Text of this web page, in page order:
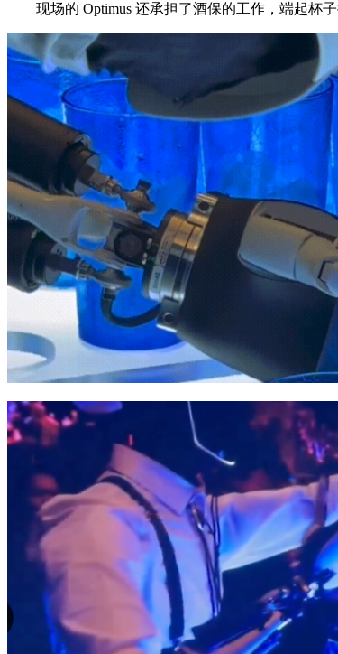
现场的 Optimus 还承担了酒保的工作，端起杯子